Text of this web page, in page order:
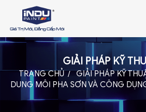
GIỚI THIỆU
TRANG CHỦ GIẢI PHÁP KỸ
DUNG MÔI PHA SƠN VÀ CÔNG
GIẢI PHÁP KỸ